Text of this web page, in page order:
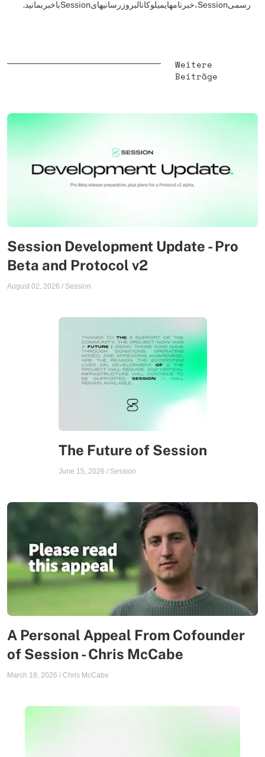
رسمیSession،خبرنامهایمیلوکانالبروزرسانیهایSessionباخبربمانید.
Weitere
Beiträge
Session Development Update - Pro
Beta and Protocol v2
August 02, 2026 / Session
The Future of Session
June 15, 2026 / Session
A Personal Appeal From Cofounder
of Session - Chris McCabe
March 18, 2026 / Chris McCabe